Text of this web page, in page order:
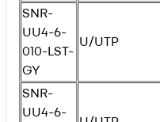
SNR-
UU4-6-
010-LST-
GY
U/UTP
SNR-
UU4-6-